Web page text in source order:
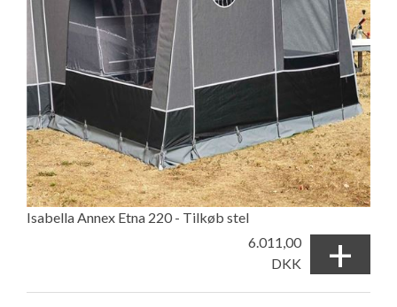
Isabella Annex Etna 220 - Tilkøb stel
6.011,00
DKK
+